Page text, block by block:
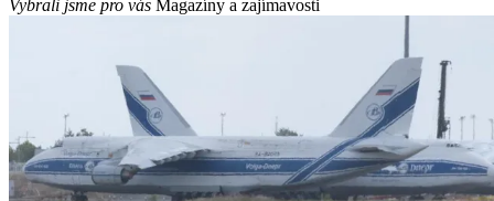
Vybrali jsme pro vás Magazíny a zajímavosti